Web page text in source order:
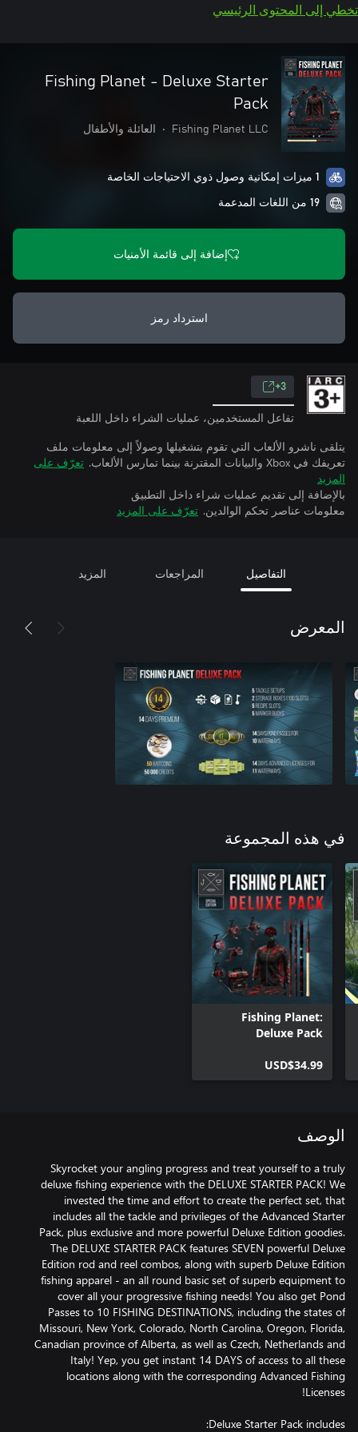
تخطي إلى المحتوى الرئيسي
Fishing Planet - Deluxe Starter
Pack
Fishing Planet LLC
• العائلة والأطفال
1 ميزات إمكانية وصول ذوي الاحتياجات الخاصة
19 من اللغات المدعمة
إضافة إلى قائمة الأمنيات
استرداد رمز
3+
تفاعل المستخدمين، عمليات الشراء داخل اللعبة
يتلقى ناشرو الألعاب التي تقوم بتشغيلها وصولاً إلى معلومات ملف
تعريفك في Xbox والبيانات المقترنة بينما تمارس الألعاب.
تعرّف على
المزيد
بالإضافة إلى تقديم عمليات شراء داخل التطبيق
معلومات عناصر تحكم الوالدين. تعرّف على المزيد
التفاصيل المراجعات المزيد
المعرض
في هذه المجموعة
Fishing Planet:
Deluxe Pack
USD$34.99
الوصف
Skyrocket your angling progress and treat yourself to a truly
deluxe fishing experience with the DELUXE STARTER PACK! We
invested the time and effort to create the perfect set, that
includes all the tackle and privileges of the Advanced Starter
Pack, plus exclusive and more powerful Deluxe Edition goodies.
The DELUXE STARTER PACK features SEVEN powerful Deluxe
Edition rod and reel combos, along with superb Deluxe Edition
fishing apparel - an all round basic set of superb equipment to
cover all your progressive fishing needs! You also get Pond
Passes to 10 FISHING DESTINATIONS, including the states of
Missouri, New York, Colorado, North Carolina, Oregon, Florida,
Canadian province of Alberta, as well as Czech, Netherlands and
Italy! Yep, you get instant 14 DAYS of access to all these
locations along with the corresponding Advanced Fishing